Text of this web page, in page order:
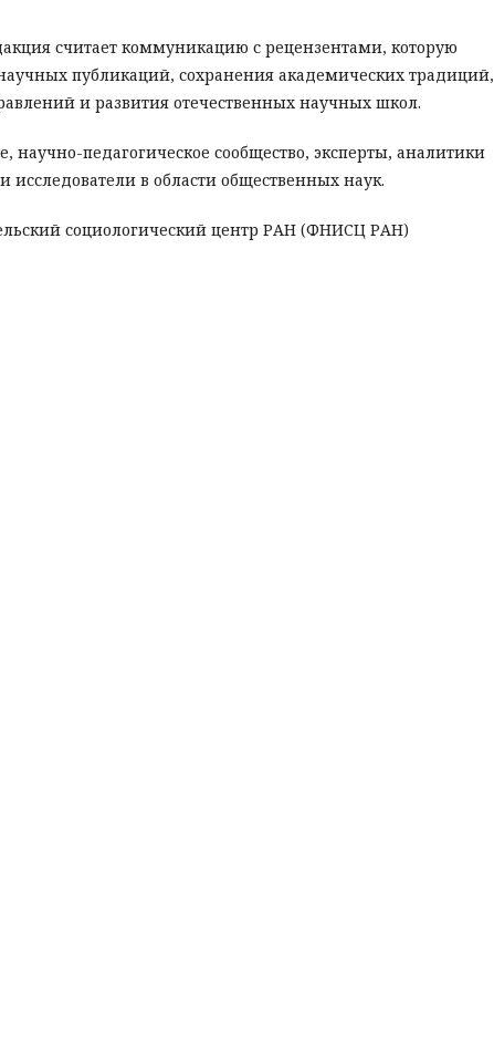
считает коммуникацию с рецензентами, которую
публикаций, сохранения академических традиций,
и развития отечественных научных школ.
научно-педагогическое сообщество, эксперты, аналитики
в области общественных наук.
социологический центр РАН (ФНИСЦ РАН)